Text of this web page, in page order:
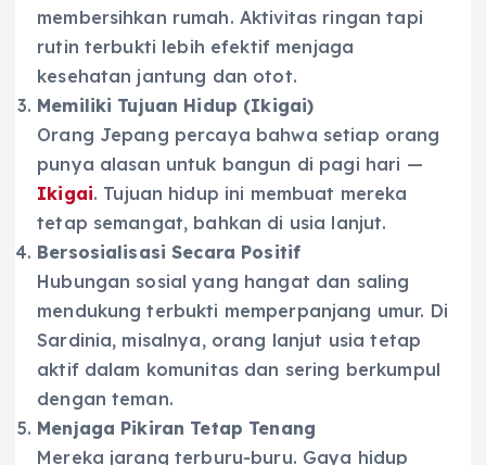
membersihkan rumah. Aktivitas ringan tapi
rutin terbukti lebih efektif menjaga
kesehatan jantung dan otot.
Memiliki Tujuan Hidup (Ikigai)
Orang Jepang percaya bahwa setiap orang
punya alasan untuk bangun di pagi hari —
Ikigai. Tujuan hidup ini membuat mereka
tetap semangat, bahkan di usia lanjut.
Bersosialisasi Secara Positif
Hubungan sosial yang hangat dan saling
mendukung terbukti memperpanjang umur. Di
Sardinia, misalnya, orang lanjut usia tetap
aktif dalam komunitas dan sering berkumpul
dengan teman.
Menjaga Pikiran Tetap Tenang
Mereka jarang terburu-buru. Gaya hidup